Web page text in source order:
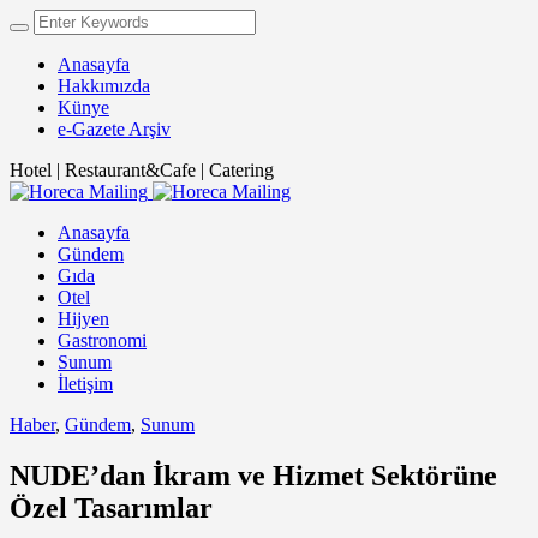
Anasayfa
Hakkımızda
Künye
e-Gazete Arşiv
Hotel | Restaurant&Cafe | Catering
Anasayfa
Gündem
Gıda
Otel
Hijyen
Gastronomi
Sunum
İletişim
Haber, Gündem, Sunum
NUDE’dan İkram ve Hizmet Sektörüne
Özel Tasarımlar